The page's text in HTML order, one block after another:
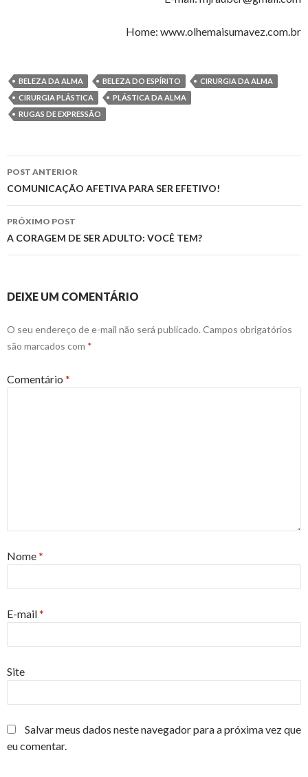
Home: www.olhemaisumavez.com.br
BELEZA DA ALMA BELEZA DO ESPÍRITO
CIRURGIA DA ALMA
CIRURGIA PLÁSTICA
PLÁSTICA DA ALMA
RUGAS DE EXPRESSÃO
Navegação
de
posts
POST ANTERIOR
COMUNICAÇÃO AFETIVA PARA SER EFETIVO!
PRÓXIMO POST
A CORAGEM DE SER ADULTO: VOCÊ TEM?
DEIXE UM COMENTÁRIO
O seu endereço de e-mail não será publicado. Campos obrigatórios
são marcados com *
Comentário *
Nome*
E-mail*
Site
Salvar meus dados neste navegador para a próxima vez que
eu comentar.